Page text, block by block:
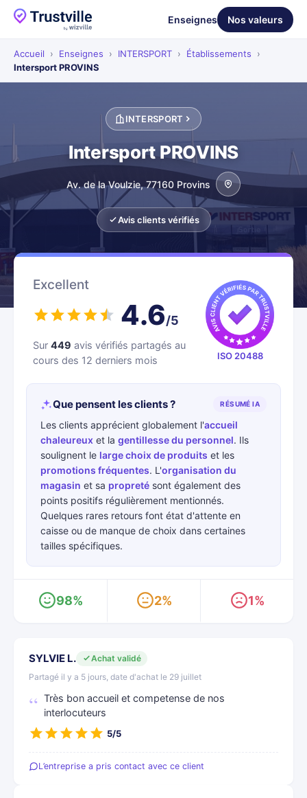
Enseignes Nos valeurs
Accueil › Enseignes › INTERSPORT › Établissements
›
Intersport PROVINS
INTERSPORT
Intersport PROVINS
Av. de la Voulzie, 77160 Provins
Avis clients vérifiés
Excellent
4.6/5
Sur 449 avis vérifiés partagés au
cours des 12 derniers mois
ISO 20488
Que pensent les clients ? RÉSUMÉ IA
Les clients apprécient globalement l'accueil
chaleureux et la gentillesse du personnel. Ils
soulignent le large choix de produits et les
promotions fréquentes. L'organisation du
magasin et sa propreté sont également des
points positifs régulièrement mentionnés.
Quelques rares retours font état d'attente en
caisse ou de manque de choix dans certaines
tailles spécifiques.
98% 2% 1%
SYLVIE L.
Achat validé
Partagé il y a 5 jours, date d'achat le 29 juillet
Très bon accueil et competense de nos
interlocuteurs
5/5
L’entreprise a pris contact avec ce client